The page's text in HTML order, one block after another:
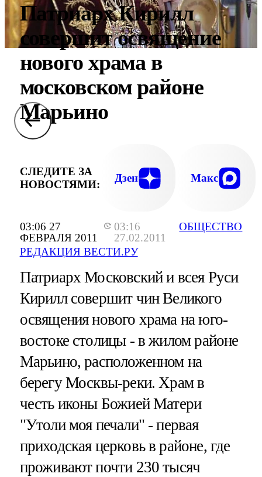
03:06 27
ФЕВРАЛЯ 2011
03:16
27.02.2011
РЕДАКЦИЯ ВЕСТИ.РУ
ОБЩЕСТВО
Патриарх Кирилл
совершит освящение
нового храма в
московском районе
Марьино
СЛЕДИТЕ ЗА
НОВОСТЯМИ:
Дзен Макс
Патриарх Московский и всея Руси
Кирилл совершит чин Великого
освящения нового храма на юго-
востоке столицы - в жилом районе
Марьино, расположенном на
берегу Москвы-реки. Храм в
честь иконы Божией Матери
"Утоли моя печали" - первая
приходская церковь в районе, где
проживают почти 230 тысяч